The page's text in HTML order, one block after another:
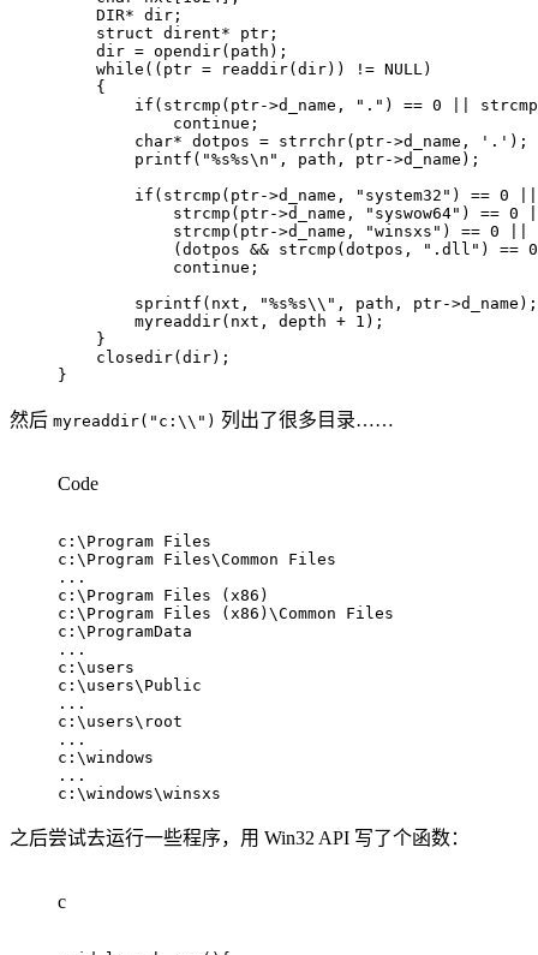
    DIR
* dir ;
struct dirent* ptr ;
    dir
= opendir( path ) ;
while ( ( ptr = readdir( dir) ) != NULL )
{
if ( strcmp ( ptr->d_name , "." ) == 0
strcmp
continue ;
char* dotpos = strrchr( ptr->d_name , '.' ) ;
printf ( "%s%s\n" , path , ptr->d_name ) ;
if ( strcmp ( ptr->d_name , "system32" ) == 0
strcmp ( ptr->d_name , "syswow64" ) == 0
strcmp ( ptr->d_name , "winsxs" ) == 0
( dotpos && strcmp ( dotpos , ".dll" ) == 0
continue ;
sprintf ( nxt , "%s%s\\" , path , ptr->d_name ) ;
myreaddir( nxt , depth + 1 ) ;
}
closedir( dir) ;
}
然后 myreaddir("c:\\") 列出了很多目录……
Code
c:\Program Files
c:\Program Files\Common Files
...
c:\Program Files (x86)
c:\Program Files (x86)\Common Files
c:\ProgramData
...
c:\users
c:\users\Public
...
c:\users\root
...
c:\windows
...
c:\windows\winsxs
之后尝试去运行一些程序，用 Win32 API 写了个函数：
c